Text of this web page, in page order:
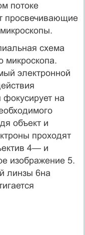
потоке
просвечивающие
схема
микроскопа.
электронной
фокусирует на
объект и
проходят
4— и
изображение 5.
линзы 6на